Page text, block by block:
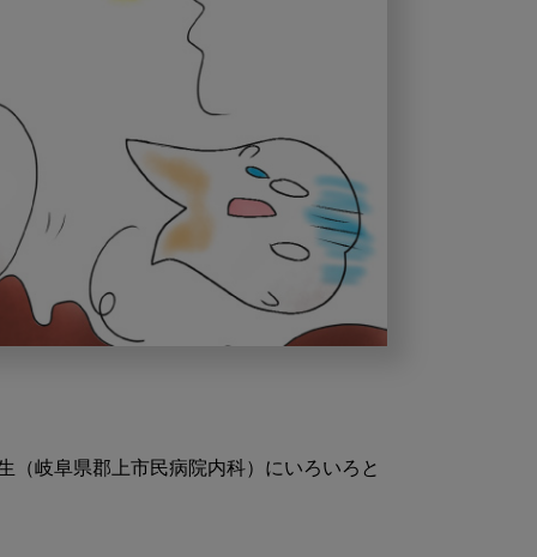
（岐阜県郡上市民病院内科）にいろいろと